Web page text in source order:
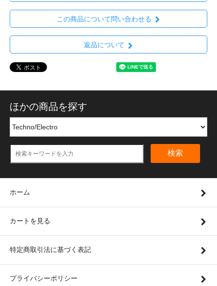
この商品について問い合わせる
返品について
ほかの商品を探す
検索
ホーム
カートを見る
特定商取引法に基づく表記
プライバシーポリシー